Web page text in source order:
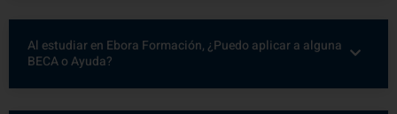
Al estudiar en Ebora Formación, ¿Puedo aplicar a alguna
BECA o Ayuda?